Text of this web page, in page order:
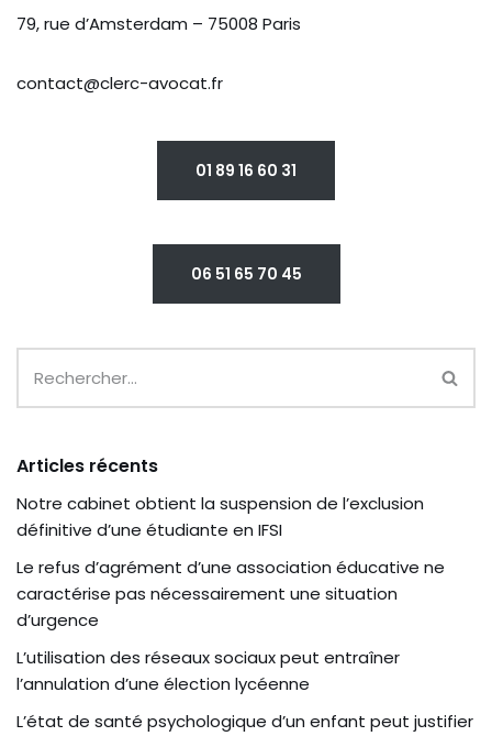
79, rue d’Amsterdam – 75008 Paris
contact@clerc-avocat.fr
01 89 16 60 31
06 51 65 70 45
Articles récents
Notre cabinet obtient la suspension de l’exclusion
définitive d’une étudiante en IFSI
Le refus d’agrément d’une association éducative ne
caractérise pas nécessairement une situation
d’urgence
L’utilisation des réseaux sociaux peut entraîner
l’annulation d’une élection lycéenne
L’état de santé psychologique d’un enfant peut justifier